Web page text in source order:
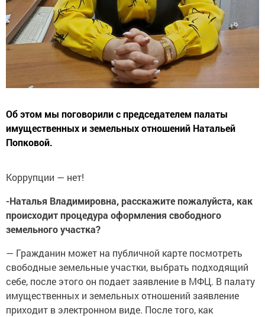
Об этом мы поговорили с председателем палаты
имущественных и земельных отношений Натальей
Попковой.
Коррупции — нет!
-Наталья Владимировна, расскажите пожалуйста, как
происходит процедура оформления свободного
земельного участка?
— Гражданин может на публичной карте посмотреть
свободные земельные участки, выбрать подходящий
себе, после этого он подает заявление в МФЦ. В палату
имущественных и земельных отношений заявление
приходит в электронном виде. После того, как